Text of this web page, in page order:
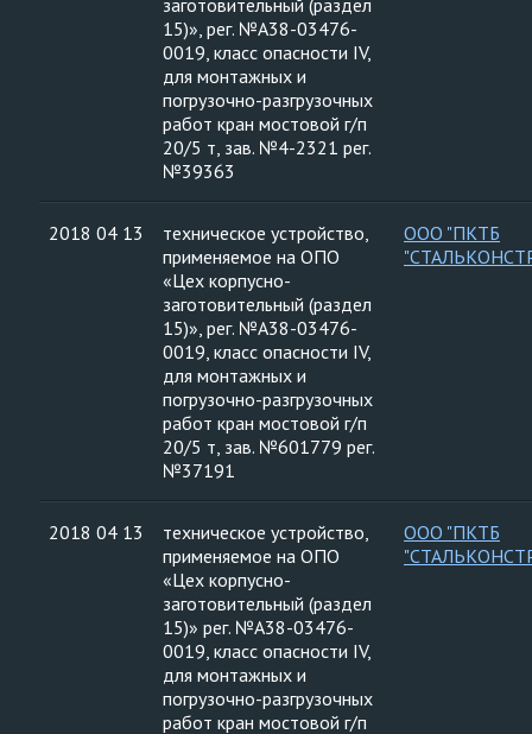
заготовительный (раздел
15)», рег. №А38-03476-
0019, класс опасности IV,
для монтажных и
погрузочно-разгрузочных
работ кран мостовой г/п
20/5 т, зав. №4-2321 рег.
№39363
2018 04 13
техническое устройство,
применяемое на ОПО
«Цех корпусно-
заготовительный (раздел
15)», рег. №А38-03476-
0019, класс опасности IV,
для монтажных и
погрузочно-разгрузочных
работ кран мостовой г/п
20/5 т, зав. №601779 рег.
№37191
ООО "ПКТБ
2018 04 13
техническое устройство,
применяемое на ОПО
«Цех корпусно-
заготовительный (раздел
15)» рег. №А38-03476-
0019, класс опасности IV,
для монтажных и
погрузочно-разгрузочных
работ кран мостовой г/п
ООО "ПКТБ